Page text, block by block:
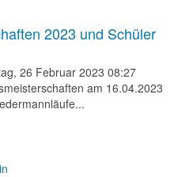
2023 und Schüler
26 Februar 2023 08:27
am 16.04.2023